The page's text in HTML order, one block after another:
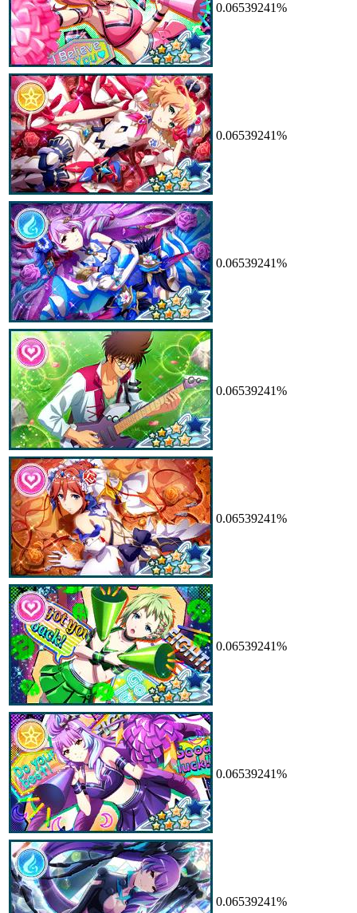
0.06539241%
0.06539241%
0.06539241%
0.06539241%
0.06539241%
0.06539241%
0.06539241%
0.06539241%